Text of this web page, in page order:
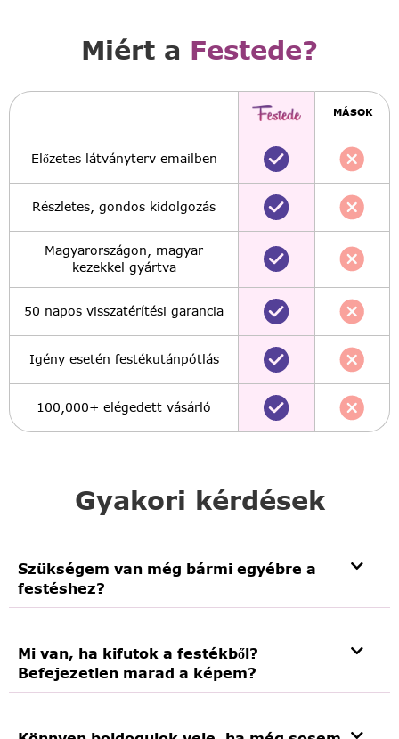
Gyakori kérdések
Szükségem van még bármi egyébre a
festéshez?
Mi van, ha kifutok a festékből?
Befejezetlen marad a képem?
Miért a Festede?
MÁSOK
Előzetes látványterv emailben
Részletes, gondos kidolgozás
Magyarországon, magyar
kezekkel gyártva
50 napos visszatérítési garancia
Igény esetén festékutánpótlás
100,000+ elégedett vásárló